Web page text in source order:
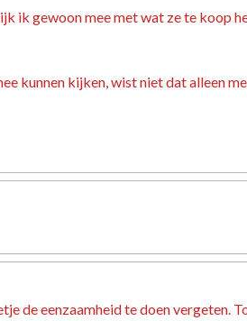
ik gewoon mee met wat ze te koop
kunnen kijken, wist niet dat alleen
de eenzaamheid te doen vergeten.